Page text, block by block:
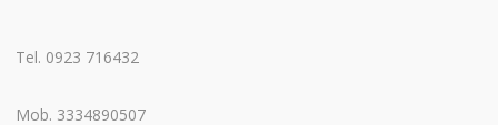
Tel. 0923 716432
Mob. 3334890507